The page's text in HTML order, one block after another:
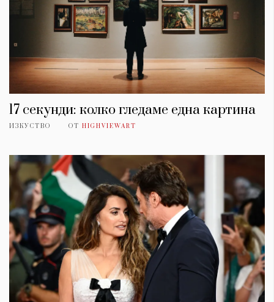
17 секунди: колко гледаме една картина
ИЗКУСТВО ОТ HIGHVIEWART